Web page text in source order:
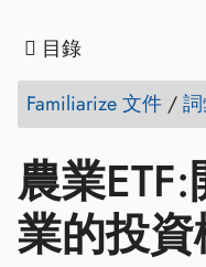
目錄
Familiarize 文件 /
農業
業的投